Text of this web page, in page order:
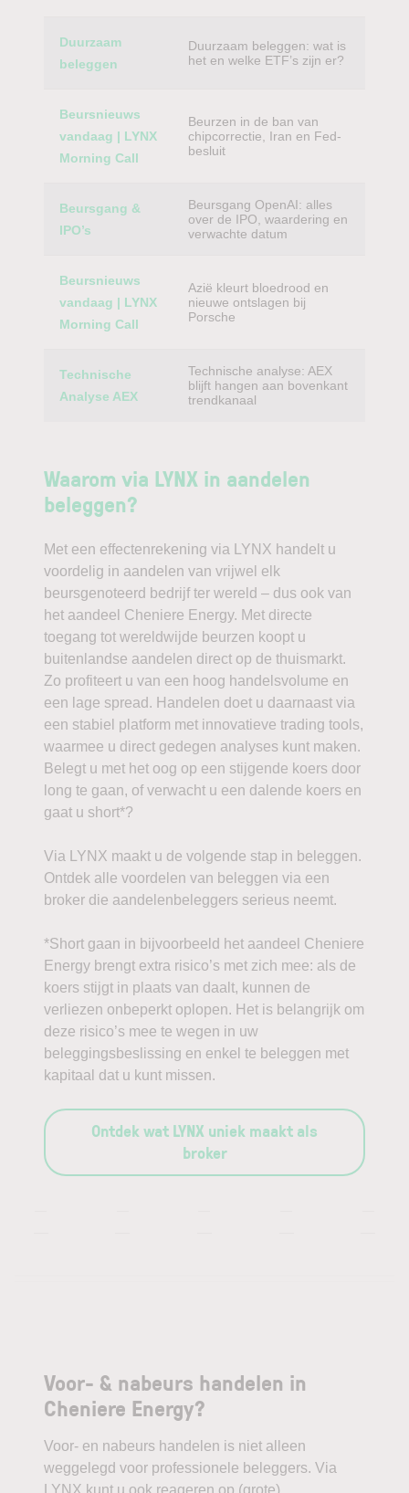
Duurzaam
beleggen
Duurzaam beleggen: wat is
het en welke ETF’s zijn er?
Beursnieuws
vandaag | LYNX
Morning Call
Beurzen in de ban van
chipcorrectie, Iran en Fed-
besluit
Beursgang &
IPO’s
Beursgang OpenAI: alles
over de IPO, waardering en
verwachte datum
Beursnieuws
vandaag | LYNX
Morning Call
Azië kleurt bloedrood en
nieuwe ontslagen bij
Porsche
Technische
Analyse AEX
Technische analyse: AEX
blijft hangen aan bovenkant
trendkanaal
Waarom via LYNX in aandelen
beleggen?
Met een effectenrekening via LYNX handelt u
voordelig in aandelen van vrijwel elk
beursgenoteerd bedrijf ter wereld – dus ook van
het aandeel Cheniere Energy. Met directe
toegang tot wereldwijde beurzen koopt u
buitenlandse aandelen direct op de thuismarkt.
Zo profiteert u van een hoog handelsvolume en
een lage spread. Handelen doet u daarnaast via
een stabiel platform met innovatieve trading tools,
waarmee u direct gedegen analyses kunt maken.
Belegt u met het oog op een stijgende koers door
long te gaan, of verwacht u een dalende koers en
gaat u short*?
Via LYNX maakt u de volgende stap in beleggen.
Ontdek alle voordelen van beleggen via een
broker die aandelenbeleggers serieus neemt.
*Short gaan in bijvoorbeeld het aandeel Cheniere
Energy brengt extra risico’s met zich mee: als de
koers stijgt in plaats van daalt, kunnen de
verliezen onbeperkt oplopen. Het is belangrijk om
deze risico’s mee te wegen in uw
beleggingsbeslissing en enkel te beleggen met
kapitaal dat u kunt missen.
Ontdek wat LYNX uniek maakt als
broker
Voor- & nabeurs handelen in
Cheniere Energy?
Voor- en nabeurs handelen is niet alleen
weggelegd voor professionele beleggers. Via
LYNX kunt u ook reageren op (grote)